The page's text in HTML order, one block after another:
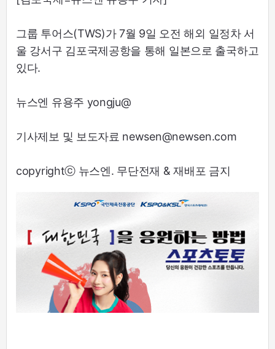
그룹 투어스(TWS)가 7월 9일 오전 해외 일정차 서
울 강서구 김포국제공항을 통해 일본으로 출국하고
있다.
뉴스엔 유용주 yongju@
기사제보 및 보도자료 newsen@newsen.com
copyrightⓒ 뉴스엔. 무단전재 & 재배포 금지